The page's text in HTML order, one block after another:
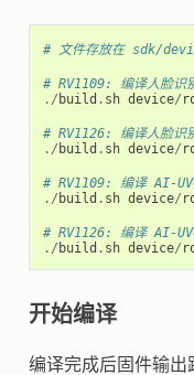
# 文件存放在 sdk/
# RV1109: 编译人脸识
./ build . sh device/
# RV1126: 编译人脸识
./ build . sh device/
# RV1109: 编译 AI-
./ build . sh device/
# RV1126: 编译 AI-
./ build . sh device/
开始编译
编译完成后固件输出